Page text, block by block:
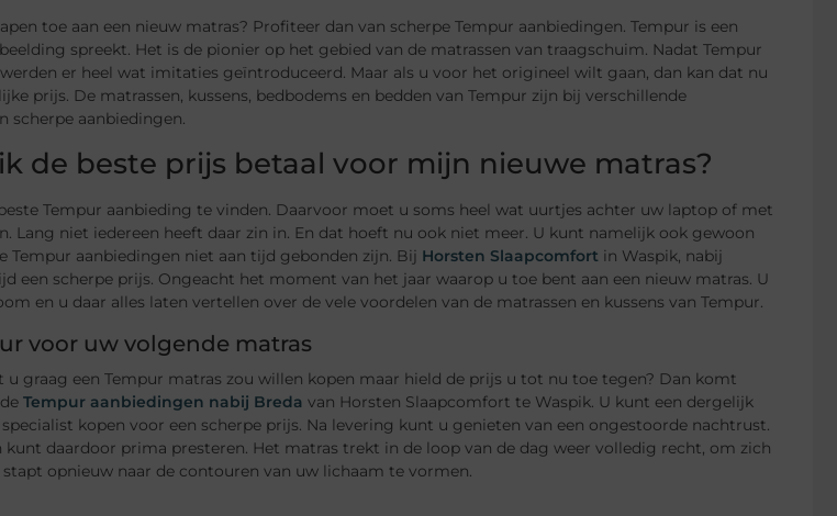
toe aan een nieuw matras? Profiteer dan van scherpe Tempur aanbiedingen. Tempur is een
spreekt. Het is de pionier op het gebied van de matrassen van traagschuim. Nadat Tempur
er heel wat imitaties geïntroduceerd. Maar als u voor het origineel wilt gaan, dan kan dat nu
prijs. De matrassen, kussens, bedbodems en bedden van Tempur zijn bij verschillende
scherpe aanbiedingen.
de beste prijs betaal voor mijn nieuwe matras?
Tempur aanbieding te vinden. Daarvoor moet u soms heel wat uurtjes achter uw laptop of met
Lang niet iedereen heeft daar zin in. En dat hoeft nu ook niet meer. U kunt namelijk ook gewoon
Tempur aanbiedingen niet aan tijd gebonden zijn. Bij Horsten Slaapcomfort in Waspik, nabij
een scherpe prijs. Ongeacht het moment van het jaar waarop u toe bent aan een nieuw matras. U
en u daar alles laten vertellen over de vele voordelen van de matrassen en kussens van Tempur.
voor uw volgende matras
u graag een Tempur matras zou willen kopen maar hield de prijs u tot nu toe tegen? Dan komt
Tempur aanbiedingen nabij Breda van Horsten Slaapcomfort te Waspik. U kunt een dergelijk
kopen voor een scherpe prijs. Na levering kunt u genieten van een ongestoorde nachtrust.
daardoor prima presteren. Het matras trekt in de loop van de dag weer volledig recht, om zich
opnieuw naar de contouren van uw lichaam te vormen.